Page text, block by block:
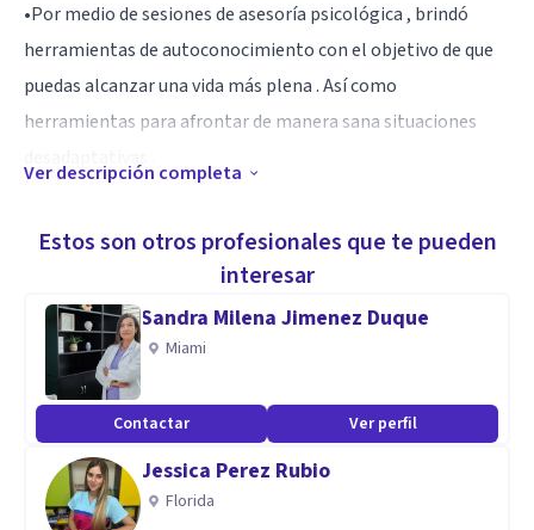
•Por medio de sesiones de asesoría psicológica , brindó
herramientas de autoconocimiento con el objetivo de que
puedas alcanzar una vida más plena . Así como
herramientas para afrontar de manera sana situaciones
Ver descripción completa
Estos son otros profesionales que te pueden
interesar
Sandra Milena Jimenez Duque
Miami
Contactar Ver perfil
Jessica Perez Rubio
Florida